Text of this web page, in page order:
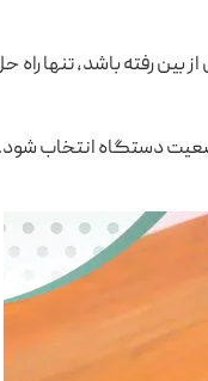
رفته باشد، تنها
دستگاه انتخاب شود.